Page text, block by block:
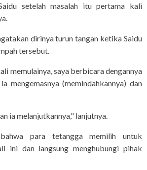
setelah masalah itu pertama kali
dirinya turun tangan ketika Saidu
tersebut.
memulainya, saya berbicara dengannya
mengemasnya (memindahkannya) dan
ia melanjutkannya," lanjutnya.
para tetangga memilih untuk
ini dan langsung menghubungi pihak